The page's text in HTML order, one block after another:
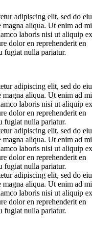
adipiscing elit, sed do
aliqua. Ut enim ad
laboris nisi ut aliquip
dolor en reprehenderit en
fugiat nulla pariatur.
adipiscing elit, sed do
aliqua. Ut enim ad
laboris nisi ut aliquip
dolor en reprehenderit en
fugiat nulla pariatur.
adipiscing elit, sed do
aliqua. Ut enim ad
laboris nisi ut aliquip
dolor en reprehenderit en
fugiat nulla pariatur.
adipiscing elit, sed do
aliqua. Ut enim ad
laboris nisi ut aliquip
dolor en reprehenderit en
fugiat nulla pariatur.